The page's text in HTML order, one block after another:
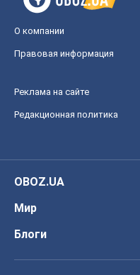
О компании
Правовая информация
Реклама на сайте
Редакционная политика
OBOZ.UA
Мир
Блоги